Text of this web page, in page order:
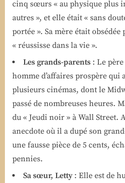
cinq sœurs « au physique plus
autres », et elle était « sans
portée ». Sa mère était obsédée
« réussisse dans la vie ».
Les grands-parents : Le
homme d’affaires prospère qui
plusieurs cinémas, dont le
passé de nombreuses heures.
du « Jeudi noir » à Wall Street.
anecdote où il a dupé son
une fausse pièce de 5 cents,
pennies.
Sa sœur, Letty: Elle est de